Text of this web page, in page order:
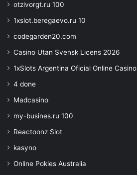
otzivorgt.ru 100
1xslot.beregaevo.ru 10
codegarden20.com
Casino Utan Svensk Licens 2026
1xSlots Argentina Oficial Online Casino
4 done
Madcasino
my-busines.ru 100
Reactoonz Slot
kasyno
Online Pokies Australia